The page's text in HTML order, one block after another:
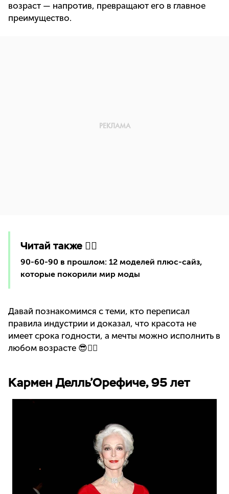
возраст — напротив, превращают его в главное
преимущество.
Читай также 👇🏻
90-60-90 в прошлом: 12 моделей плюс-сайз,
которые покорили мир моды
Давай познакомимся с теми, кто переписал
правила индустрии и доказал, что красота не
имеет срока годности, а мечты можно исполнить в
любом возрасте 😎👇🏻
Кармен Делль’Орефиче, 95 лет